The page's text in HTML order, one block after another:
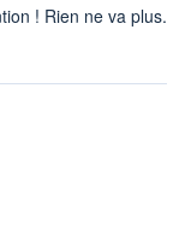
! Rien ne va plus.